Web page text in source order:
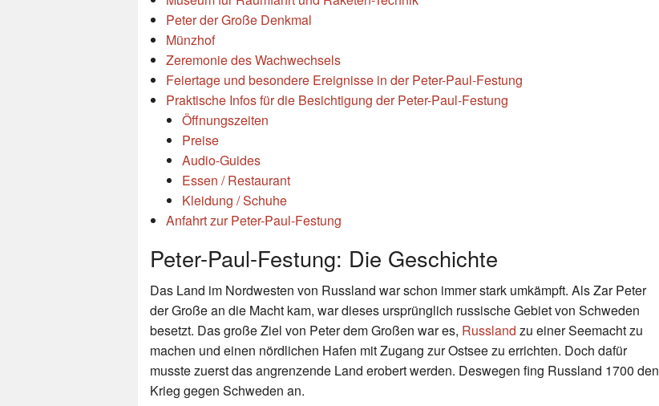
Peter der Große Denkmal
Münzhof
Zeremonie des Wachwechsels
Feiertage und besondere Ereignisse in der Peter-Paul-Festung
Praktische Infos für die Besichtigung der Peter-Paul-Festung
Öffnungszeiten
Preise
Audio-Guides
Essen / Restaurant
Kleidung / Schuhe
Anfahrt zur Peter-Paul-Festung
Peter-Paul-Festung: Die Geschichte
Das Land im Nordwesten von Russland war schon immer stark umkämpft. Als Zar Peter
der Große an die Macht kam, war dieses ursprünglich russische Gebiet von Schweden
besetzt. Das große Ziel von Peter dem Großen war es, Russland zu einer Seemacht zu
machen und einen nördlichen Hafen mit Zugang zur Ostsee zu errichten. Doch dafür
musste zuerst das angrenzende Land erobert werden. Deswegen fing Russland 1700 den
Krieg gegen Schweden an.